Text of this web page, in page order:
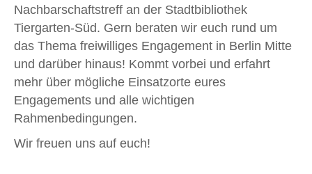
Nachbarschaftstreff an der Stadtbibliothek
Tiergarten-Süd. Gern beraten wir euch rund um
das Thema freiwilliges Engagement in Berlin Mitte
und darüber hinaus! Kommt vorbei und erfahrt
mehr über mögliche Einsatzorte eures
Engagements und alle wichtigen
Rahmenbedingungen.
Wir freuen uns auf euch!